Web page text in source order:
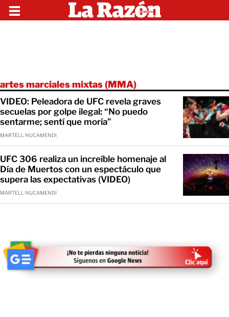
artes marciales mixtas (MMA)
VIDEO: Peleadora de UFC revela graves
secuelas por golpe ilegal: “No puedo
sentarme; sentí que moría”
MARTELL NUCAMENDI
UFC 306 realiza un increíble homenaje al
Día de Muertos con un espectáculo que
supera las expectativas (VIDEO)
MARTELL NUCAMENDI